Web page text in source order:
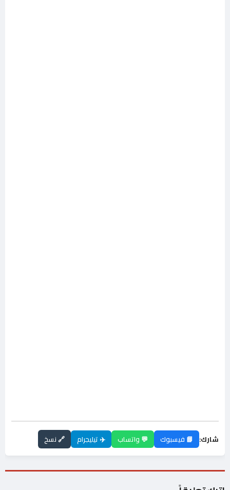
شارك: 📘 فيسبوك 💬 واتساب ✈️ تيليجرام 🔗 نسخ